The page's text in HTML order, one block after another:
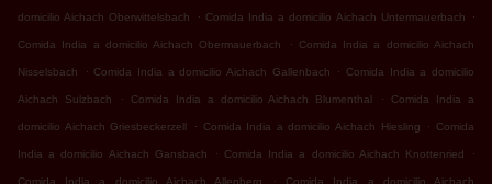
domicilio Aichach Oberwittelsbach . Comida India a domicilio Aichach Untermauerbach .
Comida India a domicilio Aichach Obermauerbach . Comida India a domicilio Aichach
Nisselsbach . Comida India a domicilio Aichach Gallenbach . Comida India a domicilio
Aichach Sulzbach . Comida India a domicilio Aichach Blumenthal . Comida India a
domicilio Aichach Griesbeckerzell . Comida India a domicilio Aichach Hiesling . Comida
India a domicilio Aichach Gansbach . Comida India a domicilio Aichach Knottenried .
Comida India a domicilio Aichach Allenberg . Comida India a domicilio Aichach